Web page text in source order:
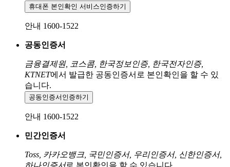
휴대폰 본인확인 서비스인증하기
안내 1600-1522
공동인증서
금융결제원, 코스콤, 한국정보인증, 한국전자인증,
KTNET에서 발급한 공동인증서로 본인확인을 할 수 있
습니다.
공동인증서 인증하기
안내 1600-1522
민간인증서
Toss, 카카오뱅크, 국민인증서, 우리인증서, 신한인증서,